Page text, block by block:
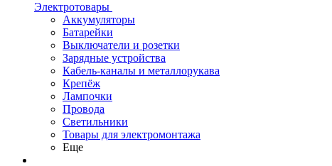
Электротовары
Аккумуляторы
Батарейки
Выключатели и розетки
Зарядные устройства
Кабель-каналы и металлорукава
Крепёж
Лампочки
Провода
Светильники
Товары для электромонтажа
Еще